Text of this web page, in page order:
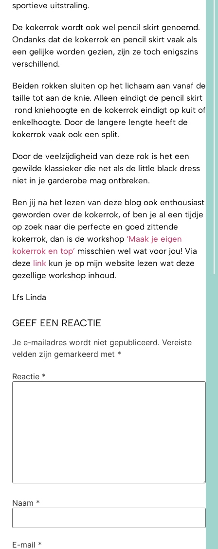
sportieve uitstraling.
De kokerrok wordt ook wel pencil skirt genoemd.
Ondanks dat de kokerrok en pencil skirt vaak als
een gelijke worden gezien, zijn ze toch enigszins
verschillend.
Beiden rokken sluiten op het lichaam aan vanaf de
taille tot aan de knie. Alleen eindigt de pencil skirt
rond kniehoogte en de kokerrok eindigt op kuit of
enkelhoogte. Door de langere lengte heeft de
kokerrok vaak ook een split.
Door de veelzijdigheid van deze rok is het een
gewilde klassieker die net als de little black dress
niet in je garderobe mag ontbreken.
Ben jij na het lezen van deze blog ook enthousiast
geworden over de kokerrok, of ben je al een tijdje
op zoek naar die perfecte en goed zittende
kokerrok, dan is de workshop ‘Maak je eigen
kokerrok en top’ misschien wel wat voor jou! Via
deze link kun je op mijn website lezen wat deze
gezellige workshop inhoud.
Lfs Linda
GEEF EEN REACTIE
Je e-mailadres wordt niet gepubliceerd. Vereiste
velden zijn gemarkeerd met *
Reactie *
Naam *
E-mail *